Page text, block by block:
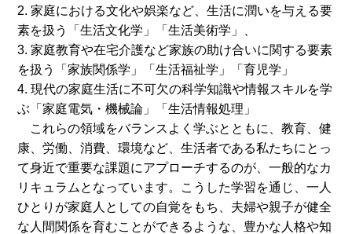
2. 家庭における文化や娯楽など、生活に潤いを与える要
素を扱う「生活文化学」「生活美術学」、
3. 家庭教育や在宅介護など家族の助け合いに関する要素
を扱う「家族関係学」「生活福祉学」「育児学」
4. 現代の家庭生活に不可欠の科学知識や情報スキルを学
ぶ「家庭電気・機械論」「生活情報処理」
これらの領域をバランスよく学ぶとともに、教育、健
康、労働、消費、環境など、生活者である私たちにとっ
て身近で重要な課題にアプローチするのが、一般的なカ
リキュラムとなっています。こうした学習を通じ、一人
ひとりが家庭人としての自覚をもち、夫婦や親子が健全
な人間関係を育むことができるような、豊かな人格や知